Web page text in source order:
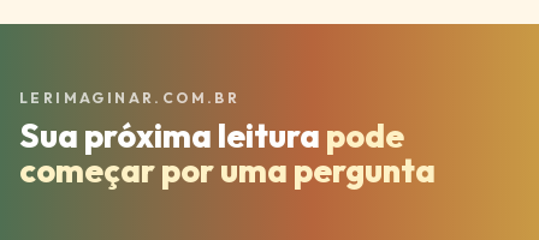
LERIMAGINAR.COM.BR
Sua próxima leitura pode
começar por uma pergunta